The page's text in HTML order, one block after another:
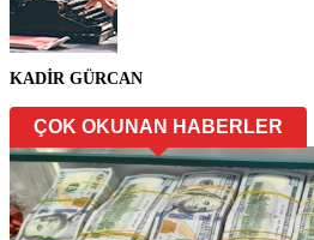
KADİR GÜRCAN
ÇOK OKUNAN HABERLER